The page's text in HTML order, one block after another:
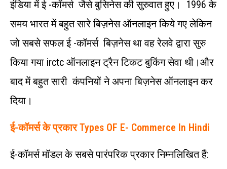
इंडिया में ई -कॉमर्स जैसे बुसिनेस की सुरुवात हुए। 1996 के
समय भारत में बहुत सारे बिज़नेस ऑनलाइन किये गए लेकिन
जो सबसे सफल ई -कॉमर्स बिज़नेस था वह रेलवे द्वारा सुरु
किया गया irctc ऑनलाइन ट्रैन टिकट बुकिंग सेवा थी।और
बाद में बहुत सारी कंपनियों ने अपना बिज़नेस ऑनलाइन कर
दिया।
ई-कॉमर्स के प्रकार Types OF E- Commerce In Hindi
ई-कॉमर्स मॉडल के सबसे पारंपरिक प्रकार निम्नलिखित हैं: